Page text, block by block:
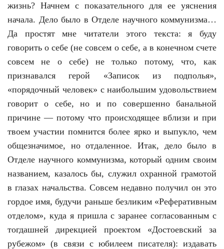
жизнь? Начнем с показательного для ее уяснения
начала. Дело было в Отделе научного коммунизма…
Да простят мне читатели этого текста: я буду
говорить о себе (не совсем о себе, а в конечном счете
совсем не о себе) не только потому, что, как
признавался герой «Записок из подполья»,
«порядочный человек» с наибольшим удовольствием
говорит о себе, но и по совершенно банальной
причине — потому что происходящее вблизи и при
твоем участии помнится более ярко и выпукло, чем
общезначимое, но отдаленное. Итак, дело было в
Отделе научного коммунизма, который одним своим
названием, казалось бы, служил охранной грамотой
в глазах начальства. Совсем недавно получил он это
гордое имя, будучи раньше безликим «Реферативным
отделом», куда я пришла с заранее согласованным с
тогдашней дирекцией проектом «Достоевский за
рубежом» (в связи с юбилеем писателя): издавать